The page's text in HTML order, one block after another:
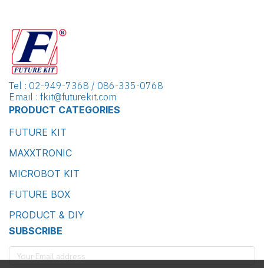
Tel : 02-949-7368 / 086-335-0768
Email : fkit@futurekit.com
PRODUCT CATEGORIES
FUTURE KIT
MAXXTRONIC
MICROBOT KIT
FUTURE BOX
PRODUCT & DIY
SUBSCRIBE